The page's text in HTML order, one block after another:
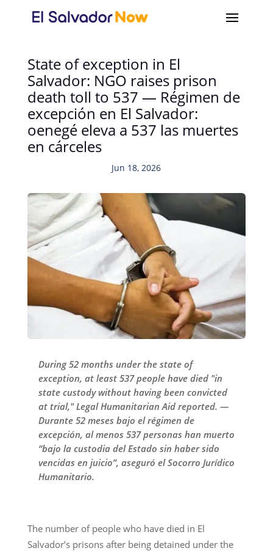
State of exception in El
Salvador: NGO raises prison
death toll to 537 — Régimen de
excepción en El Salvador:
oenegé eleva a 537 las muertes
en cárceles
Jun 18, 2026
During 52 months under the state of
exception, at least 537 people have died "in
state custody without having been convicted
at trial," Legal Humanitarian Aid reported. —
Durante 52 meses bajo el régimen de
excepción, al menos 537 personas han muerto
“bajo la custodia del Estado sin haber sido
vencidas en juicio”, aseguró el Socorro Jurídico
Humanitario.
The number of people who have died in El
Salvador’s prisons after being detained under the